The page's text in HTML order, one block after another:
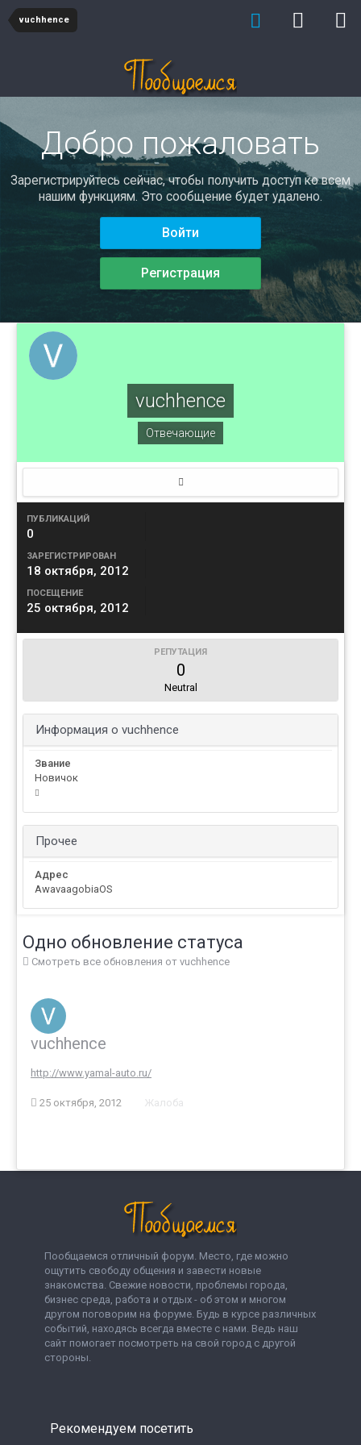
vuchhence
Добро пожаловать
Зарегистрируйтесь сейчас, чтобы получить доступ ко всем
нашим функциям. Это сообщение будет удалено.
Войти
Регистрация
vuchhence
Отвечающие
ПУБЛИКАЦИЙ
0
ЗАРЕГИСТРИРОВАН
18 октября, 2012
ПОСЕЩЕНИЕ
25 октября, 2012
РЕПУТАЦИЯ
0
Neutral
Информация о vuchhence
Звание
Новичок
Прочее
Адрес
AwavaagobiaOS
Одно обновление статуса
Смотреть все обновления от vuchhence
vuchhence
http://www.yamal-auto.ru/
25 октября, 2012 Жалоба
Пообщаемся отличный форум. Место, где можно
ощутить свободу общения и завести новые
знакомства. Свежие новости, проблемы города,
бизнес среда, работа и отдых - об этом и многом
другом поговорим на форуме. Будь в курсе различных
событий, находясь всегда вместе с нами. Ведь наш
сайт помогает посмотреть на свой город с другой
стороны.
Рекомендуем посетить